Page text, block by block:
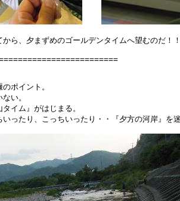
ら、夕まずめのゴールデンタイムへ望むのだ！
ポイント。
い。
イム』がはじまる。
ったり、こっちいったり・・『夕方の河岸』を